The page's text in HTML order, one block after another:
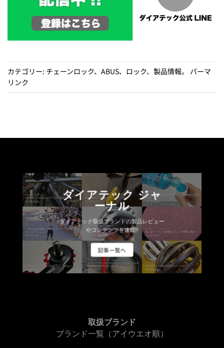
カテゴリー: チェーンロック、 ABUS、 ロック、 製品情報。 パーマ
リンク
ダイアテック ジャ
ーナル
ダイアテック取扱ブランドの製品レビュー
やコンテンツを連載!!
記事一覧へ
取扱ブランド
ブランド一覧（アイウエオ順）